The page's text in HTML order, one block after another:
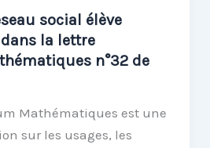
social élève
la lettre
n°32 de
Mathématiques est une
sur les usages, les